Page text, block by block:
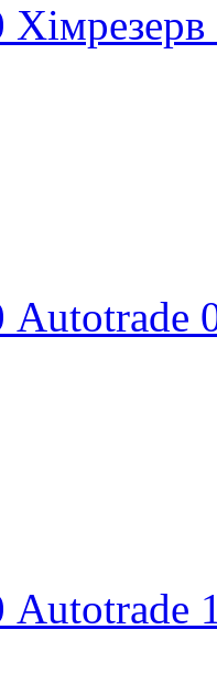
Autotrade
Autotrade